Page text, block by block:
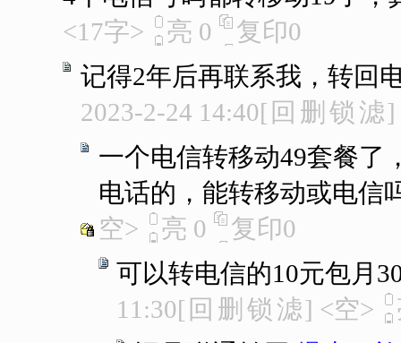
<17字>
亮 0 复印0
记得2年后再联系我，转回
2023-2-24 14:40[ 回 删 锁 滤]
一个电信转移动49套餐了
电话的，能转移动或电信
空>
亮 0 复印0
可以转电信的10元包月
11:30[ 回 删 锁 滤] <空>